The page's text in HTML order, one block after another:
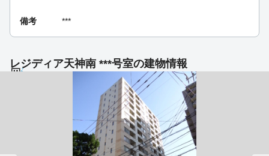
備考 ***
レジディア天神南 ***号室の建物情報